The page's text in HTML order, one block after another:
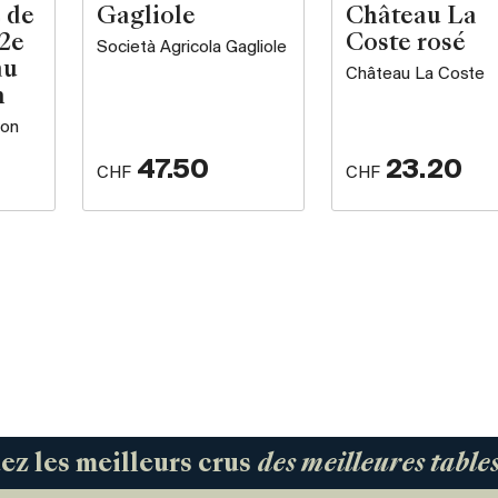
de
Gagliole
Società Agricola Gagliole
CHF 47.50
Château La
Coste rosé
Château La Coste
CHF 23.20
les meilleurs crus des meilleures